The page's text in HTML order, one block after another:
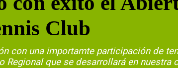
Club
con una importamte participación de
Regional que se desarrollará en nuestra